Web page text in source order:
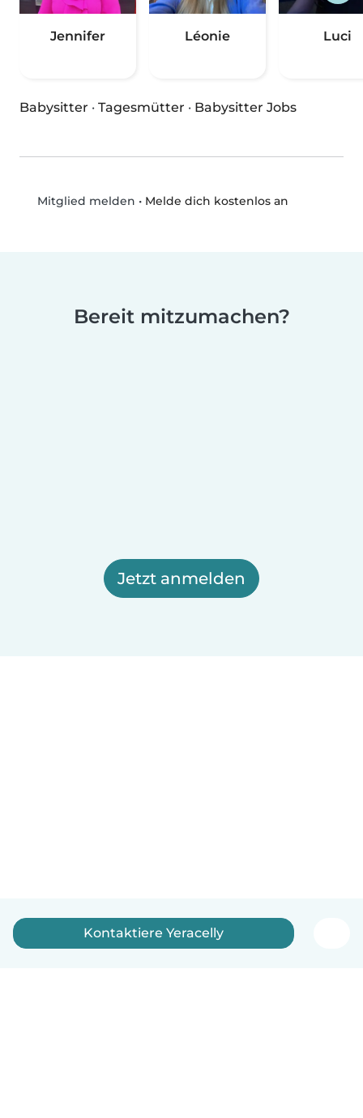
Jennifer Léonie Luci
Babysitter · Tagesmütter · Babysitter Jobs
Mitglied melden • Melde dich kostenlos an
Bereit mitzumachen?
Jetzt anmelden
Kontaktiere Yeracelly